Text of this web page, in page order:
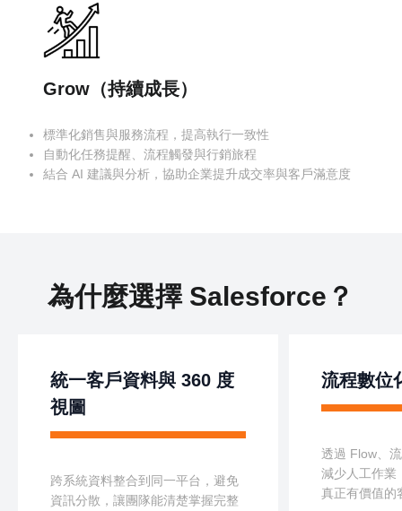
Grow（持續成長）
標準化銷售與服務流程，提高執行一致性
自動化任務提醒、流程觸發與行銷旅程
結合 AI 建議與分析，協助企業提升成交率與客戶滿意度
為什麼選擇 Salesforce？
統一客戶資料與 360 度
視圖
跨系統資料整合到同一平台，避免
資訊分散，讓團隊能清楚掌握完整
流程數位
透過 Flow、
減少人工作業
真正有價值的